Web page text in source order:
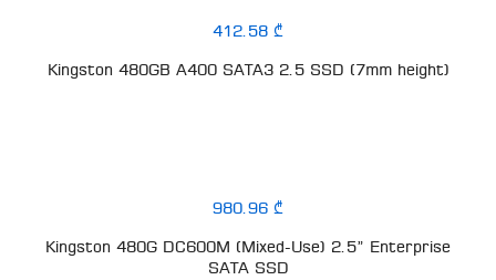
412.58 ₾
Kingston 480GB A400 SATA3 2.5 SSD (7mm height)
980.96 ₾
Kingston 480G DC600M (Mixed-Use) 2.5” Enterprise
SATA SSD